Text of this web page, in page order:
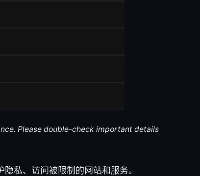
Please double-check important details
私、访问被限制的网站和服务。